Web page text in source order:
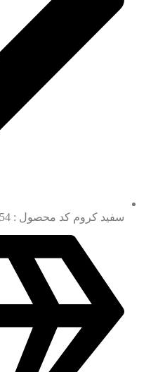
سفید کروم کد محصول : 7154